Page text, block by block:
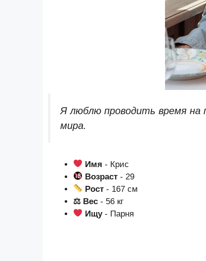
Я люблю проводить время на
мира.
Имя - Крис
Возраст - 29
Рост - 167 см
⚖ Вес - 56 кг
Ищу- Парня